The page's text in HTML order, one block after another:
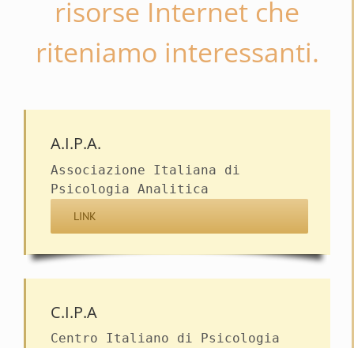
risorse Internet che
riteniamo interessanti.
A.I.P.A.
Associazione Italiana di
Psicologia Analitica
LINK
C.I.P.A
Centro Italiano di Psicologia